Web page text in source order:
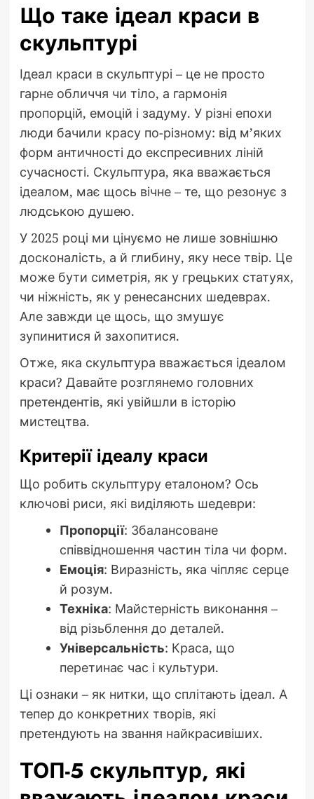
Що таке ідеал краси в
скульптурі
Ідеал краси в скульптурі – це не просто
гарне обличчя чи тіло, а гармонія
пропорцій, емоцій і задуму. У різні епохи
люди бачили красу по-різному: від м’яких
форм античності до експресивних ліній
сучасності. Скульптура, яка вважається
ідеалом, має щось вічне – те, що резонує з
людською душею.
У 2025 році ми цінуємо не лише зовнішню
досконалість, а й глибину, яку несе твір. Це
може бути симетрія, як у грецьких статуях,
чи ніжність, як у ренесансних шедеврах.
Але завжди це щось, що змушує
зупинитися й захопитися.
Отже, яка скульптура вважається ідеалом
краси? Давайте розглянемо головних
претендентів, які увійшли в історію
мистецтва.
Критерії ідеалу краси
Що робить скульптуру еталоном? Ось
ключові риси, які виділяють шедеври:
Пропорції: Збалансоване
співвідношення частин тіла чи форм.
Емоція: Виразність, яка чіпляє серце
й розум.
Техніка: Майстерність виконання –
від різьблення до деталей.
Універсальність: Краса, що
перетинає час і культури.
Ці ознаки – як нитки, що сплітають ідеал. А
тепер до конкретних творів, які
претендують на звання найкрасивіших.
ТОП-5 скульптур, які